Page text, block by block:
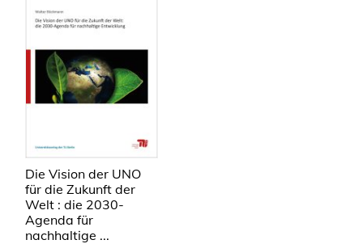
Die Vision der UNO
für die Zukunft der
Welt : die 2030-
Agenda für
nachhaltige ...